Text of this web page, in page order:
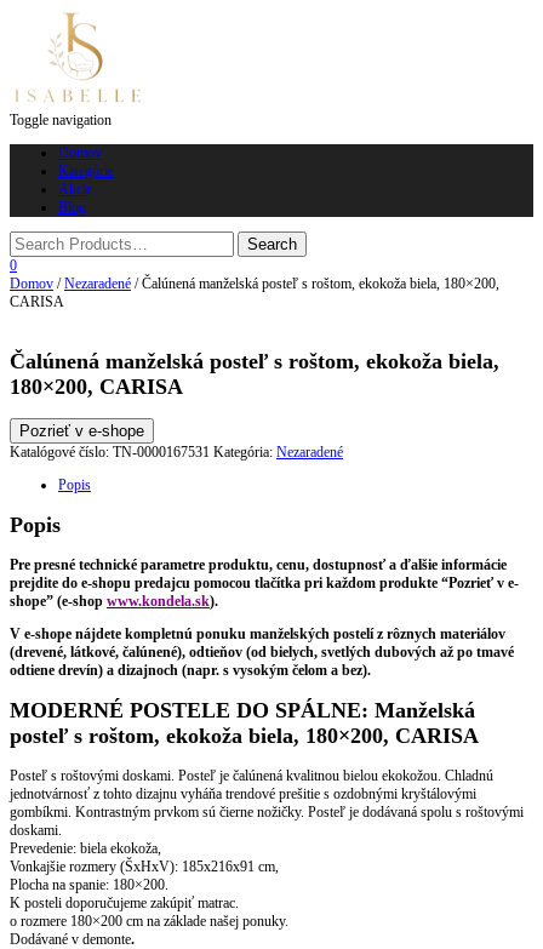
Toggle navigation
Domov
Kategórie
Akcie
Blog
0
Domov /Nezaradené / Čalúnená manželská posteľ s roštom, ekokoža biela, 180×200,
CARISA
Čalúnená manželská posteľ s roštom, ekokoža biela,
180×200, CARISA
Pozrieť v e-shope
Katalógové číslo: TN-0000167531 Kategória: Nezaradené
Popis
Popis
Pre presné technické parametre produktu, cenu, dostupnosť a ďalšie informácie
prejdite do e-shopu predajcu pomocou tlačítka pri každom produkte “Pozrieť v e-
shope” (e-shop www.kondela.sk).
V e-shope nájdete kompletnú ponuku manželských postelí z rôznych materiálov
(drevené, látkové, čalúnené), odtieňov (od bielych, svetlých dubových až po tmavé
odtiene drevín) a dizajnoch (napr. s vysokým čelom a bez).
MODERNÉ POSTELE DO SPÁLNE: Manželská
posteľ s roštom, ekokoža biela, 180×200, CARISA
Posteľ s roštovými doskami. Posteľ je čalúnená kvalitnou bielou ekokožou. Chladnú
jednotvárnosť z tohto dizajnu vyháňa trendové prešitie s ozdobnými kryštálovými
gombíkmi. Kontrastným prvkom sú čierne nožičky. Posteľ je dodávaná spolu s roštovými
doskami.
Prevedenie: biela ekokoža,
Vonkajšie rozmery (ŠxHxV): 185x216x91 cm,
Plocha na spanie: 180×200.
K posteli doporučujeme zakúpiť matrac.
o rozmere 180×200 cm na základe našej ponuky.
Dodávané v demonte.